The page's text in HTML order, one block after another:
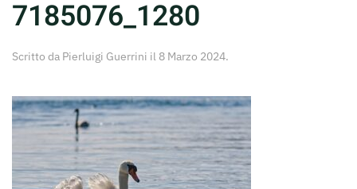
7185076_1280
Scritto da Pierluigi Guerrini il 8 Marzo 2024.